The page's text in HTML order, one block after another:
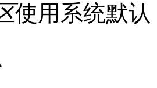
使用系统默认